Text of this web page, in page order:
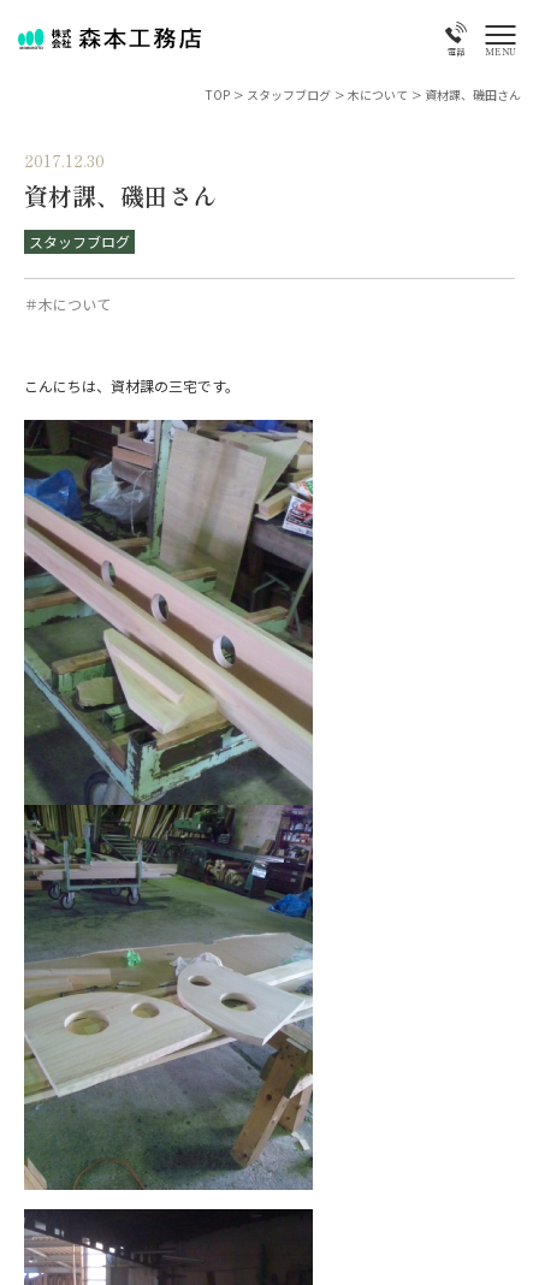
電話 MENU
TOP > スタッフブログ > 木について > 資材課、磯田さん
2017.12.30
資材課、磯田さん
スタッフブログ
＃木について
こんにちは、資材課の三宅です。